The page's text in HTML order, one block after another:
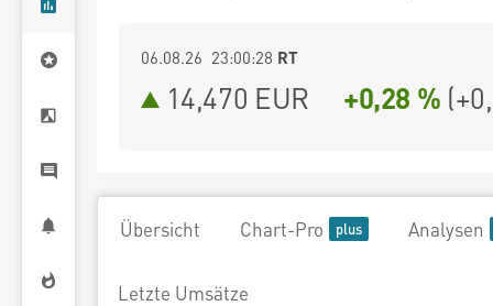
06.08.26 23:00:28 RT
14,470 EUR +0,28 % (
Übersicht Chart-Pro Analysen
Letzte Umsätze